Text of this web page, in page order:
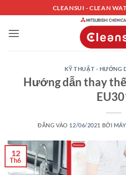
qua
nội
CLEANSUI - CLEAN
KỸ THUẬT - HƯỚNG
Hướng dẫn thay
ĐĂNG VÀO 12/06/2021 BỞI
12
Th6